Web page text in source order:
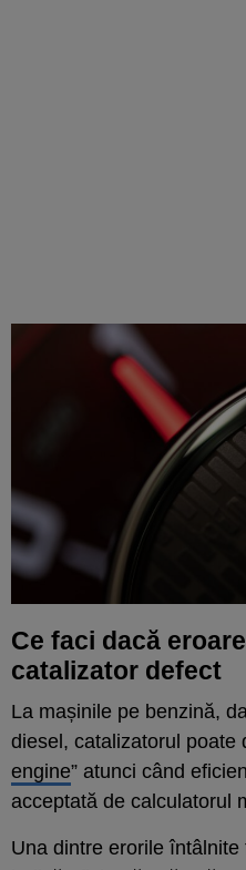
Ce faci dacă
catalizator defect
La mașinile pe benzină,
diesel, catalizatorul poate
engine” atunci când
acceptată de calculatorul
Una dintre erorile